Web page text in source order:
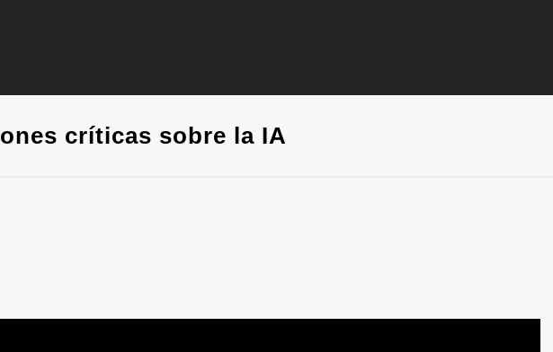
críticas sobre la IA